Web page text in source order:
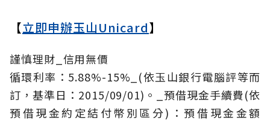
【立即申辦玉山Unicard】
謹慎理財_信用無價
循環利率：5.88%-15%_(依玉山銀行電腦評等而
訂，基準日：2015/09/01)。_預借現金手續費(依
預借現金約定結付幣別區分)：預借現金金額